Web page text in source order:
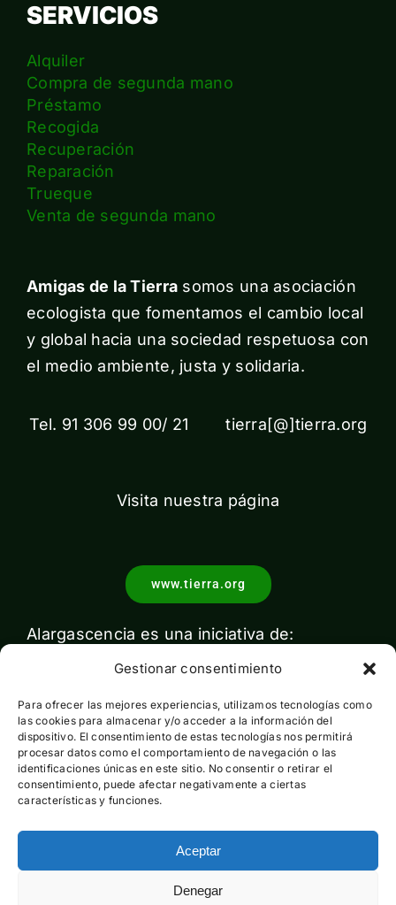
Gestionar consentimiento
Para ofrecer las mejores experiencias, utilizamos tecnologías como
las cookies para almacenar y/o acceder a la información del
dispositivo. El consentimiento de estas tecnologías nos permitirá
procesar datos como el comportamiento de navegación o las
identificaciones únicas en este sitio. No consentir o retirar el
consentimiento, puede afectar negativamente a ciertas
características y funciones.
Aceptar
Denegar
SERVICIOS
Alquiler
Compra de segunda mano
Préstamo
Recogida
Recuperación
Reparación
Trueque
Venta de segunda mano
Amigas de la Tierra somos una asociación
ecologista que fomentamos el cambio local
y global hacia una sociedad respetuosa con
el medio ambiente, justa y solidaria.
Tel. 91 306 99 00/ 21 tierra[@]tierra.org
Visita nuestra página
www.tierra.org
Alargascencia es una iniciativa de:
Con el apoyo de:
Esta actividad ha sido financiada por el Ministerio para la